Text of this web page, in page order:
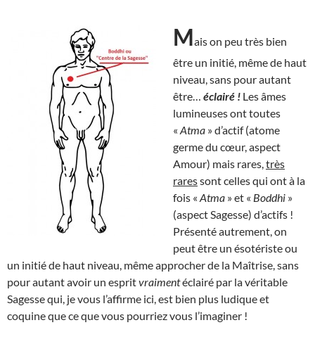
Mais on peu très bien
être un initié, même de haut
niveau, sans pour autant
être… éclairé ! Les âmes
lumineuses ont toutes
« Atma » d’actif (atome
germe du cœur, aspect
Amour) mais rares, très
raressont celles qui ont à la
fois « Atma » et « Boddhi »
(aspect Sagesse) d’actifs !
Présenté autrement, on
peut être un ésotériste ou
un initié de haut niveau, même approcher de la Maîtrise, sans
pour autant avoir un espritvraimentéclairé par la véritable
Sagesse qui, je vous l’affirme ici, est bien plus ludique et
coquine que ce que vous pourriez vous l’imaginer !